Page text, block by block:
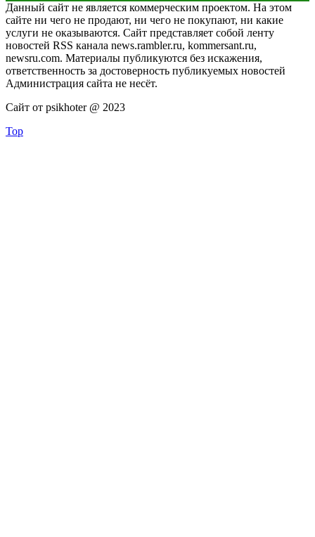
Данный сайт не является коммерческим проектом. На этом
сайте ни чего не продают, ни чего не покупают, ни какие
услуги не оказываются. Сайт представляет собой ленту
новостей RSS канала news.rambler.ru, kommersant.ru,
newsru.com. Материалы публикуются без искажения,
ответственность за достоверность публикуемых новостей
Администрация сайта не несёт.
Сайт от psikhoter @ 2023
Top